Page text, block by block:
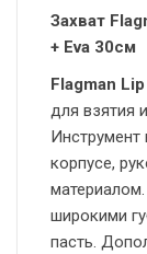
Захват
+ Eva 30см
Flagman
для взятия
корпусе,
широкими
пасть.